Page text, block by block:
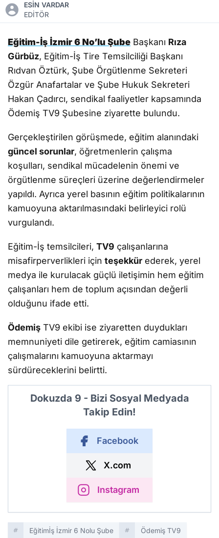
ESİN VARDAR
EDİTÖR
Eğitim-İş İzmir 6 No’lu Şube Başkanı Rıza
Gürbüz, Eğitim-İş Tire Temsilciliği Başkanı
Rıdvan Öztürk, Şube Örgütlenme Sekreteri
Özgür Anafartalar ve Şube Hukuk Sekreteri
Hakan Çadırcı, sendikal faaliyetler kapsamında
Ödemiş TV9 Şubesine ziyarette bulundu.
Gerçekleştirilen görüşmede, eğitim alanındaki
güncel sorunlar, öğretmenlerin çalışma
koşulları, sendikal mücadelenin önemi ve
örgütlenme süreçleri üzerine değerlendirmeler
yapıldı. Ayrıca yerel basının eğitim politikalarının
kamuoyuna aktarılmasındaki belirleyici rolü
vurgulandı.
Eğitim-İş temsilcileri, TV9 çalışanlarına
misafirperverlikleri için teşekkür ederek, yerel
medya ile kurulacak güçlü iletişimin hem eğitim
çalışanları hem de toplum açısından değerli
olduğunu ifade etti.
Ödemiş TV9 ekibi ise ziyaretten duydukları
memnuniyeti dile getirerek, eğitim camiasının
çalışmalarını kamuoyuna aktarmayı
sürdüreceklerini belirtti.
Dokuzda 9 - Bizi Sosyal Medyada
Takip Edin!
Facebook
X.com
Instagram
Eğitimİş İzmir 6 Nolu Şube
Ödemiş TV9